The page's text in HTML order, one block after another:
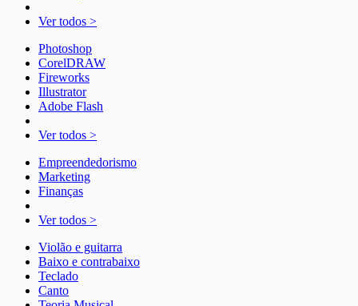
Ver todos >
Photoshop
CorelDRAW
Fireworks
Illustrator
Adobe Flash
Ver todos >
Empreendedorismo
Marketing
Finanças
Ver todos >
Violão e guitarra
Baixo e contrabaixo
Teclado
Canto